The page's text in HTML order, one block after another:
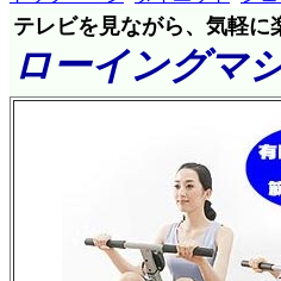
テレビを見ながら、気軽
ローイングマ